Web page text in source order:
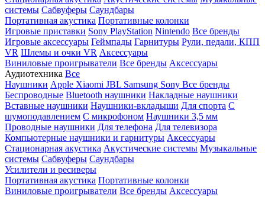
системы Сабвуферы Саундбары
Портативная акустика Портативные колонки
Игровые приставки Sony PlayStation Nintendo Все бренды
Игровые аксессуары Геймпады Гарнитуры Рули, педали, КПП
VR Шлемы и очки VR Аксессуары
Виниловые проигрыватели Все бренды Аксессуары
Аудиотехника Все
Наушники Apple Xiaomi JBL Samsung Sony Все бренды
Беспроводные Bluetooth наушники Накладные наушники
Вставные наушники Наушники-вкладыши Для спорта С
шумоподавлением С микрофоном Наушники 3,5 мм
Проводные наушники Для телефона Для телевизора
Компьютерные наушники и гарнитуры Аксессуары
Стационарная акустика Акустические системы Музыкальные
системы Сабвуферы Саундбары
Усилители и ресиверы
Портативная акустика Портативные колонки
Виниловые проигрыватели Все бренды Аксессуары